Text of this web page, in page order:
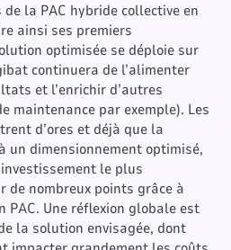
de la PAC hybride collective en
ainsi ses premiers
optimisée se déploie sur
continuera de l’alimenter
et l’enrichir d’autres
maintenance par exemple). Les
d’ores et déjà que la
un dimensionnement optimisé,
le plus
de nombreux points grâce à
PAC. Une réflexion globale est
la solution envisagée, dont